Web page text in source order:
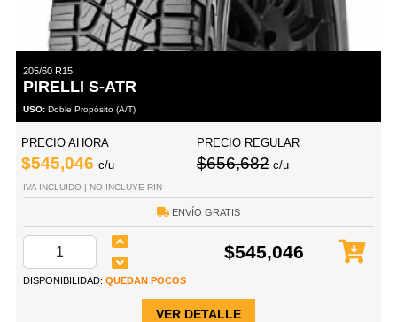
205/60 R15
PIRELLI S-ATR
USO: Doble Propósito (A/T)
PRECIO AHORA
$545,046 c/u
PRECIO REGULAR
$656,682 c/u
IVA INCLUIDO | NO INCLUYE RIN
ENVÍO GRATIS
$545,046
DISPONIBILIDAD: QUEDAN POCOS
VER DETALLE